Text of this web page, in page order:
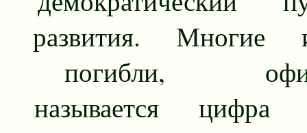
развития. Многие
погибли,
называется